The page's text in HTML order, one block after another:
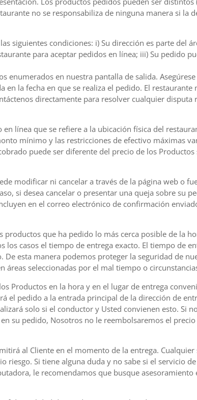
no se responsabiliza de ninguna manera si la
siguientes condiciones: i) Su dirección es parte del
para aceptar pedidos en línea; iii) Su pedido
enumerados en nuestra pantalla de salida.
en la fecha en que se realiza el pedido. El
directamente para resolver cualquier
línea que se refiere a la ubicación física del
mínimo y las restricciones de efectivo máximas
puede ser diferente del precio de los
modificar ni cancelar a través de la página web o
si desea cancelar o presentar una queja sobre su
en el correo electrónico de confirmación
que ha pedido lo más cerca posible de la
casos el tiempo de entrega exacto. El tiempo de
De esta manera podemos proteger la seguridad de
áreas seleccionadas por el mal tiempo o
Productos en la hora y en el lugar de entrega
el pedido a la entrada principal de la dirección de
solo si el conductor y Usted convienen esto. Si
su pedido, Nosotros no le reembolsaremos el
al Cliente en el momento de la entrega.
riesgo. Si tiene alguna duda y no sabe si el servicio
le recomendamos que busque